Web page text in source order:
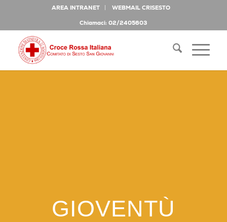
AREA INTRANET WEBMAIL CRISESTO
Chiamaci: 02/2405603
GIOVENTÙ